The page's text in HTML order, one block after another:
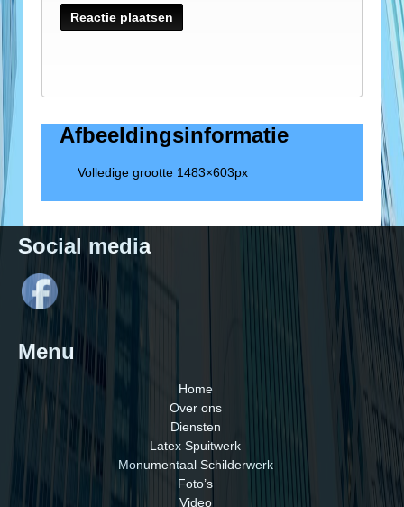
Afbeeldingsinformatie
Volledige grootte 1483×603px
Social media
Menu
Home
Over ons
Diensten
Latex Spuitwerk
Monumentaal Schilderwerk
Foto’s
Video